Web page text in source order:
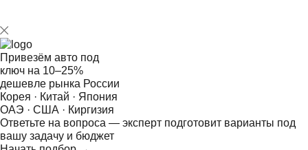
Привезём авто под
ключ на 10–25%
дешевле рынка России
Корея · Китай · Япония
ОАЭ · США · Киргизия
Ответьте на вопроса — эксперт подготовит варианты под
вашу задачу и бюджет